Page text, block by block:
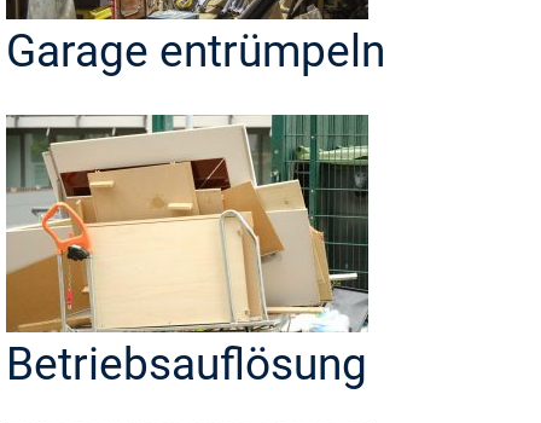
Garage entrümpeln
Betriebsauflösung